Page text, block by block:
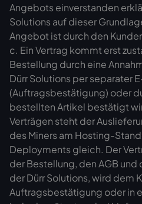
Angebots einverstanden
Solutions auf dieser
Angebot ist durch den
c. Ein Vertrag kommt erst
Bestellung durch eine
Dürr Solutions per separater
(Auftragsbestätigung) oder
bestellten Artikel bestätigt
Verträgen steht der
des Miners am Hosting-
Deployments gleich. Der
der Bestellung, den AGB
der Dürr Solutions, wird dem
Auftragsbestätigung oder in